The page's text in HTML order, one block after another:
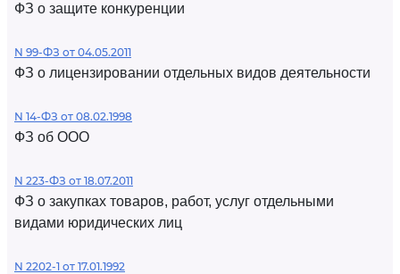
ФЗ о защите конкуренции
N 99-ФЗ от 04.05.2011
ФЗ о лицензировании отдельных видов деятельности
N 14-ФЗ от 08.02.1998
ФЗ об ООО
N 223-ФЗ от 18.07.2011
ФЗ о закупках товаров, работ, услуг отдельными
видами юридических лиц
N 2202-1 от 17.01.1992